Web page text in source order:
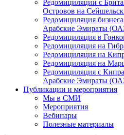
Редомициляции с
Островов на
Редомициляция
Арабские Эмираты
Редомициляция в
Редомициляция на
Редомициляция на
Редомициляция на
Редомициляция с
Арабские Эмираты
Публикации и мероприятия
Мы в СМИ
Мероприятия
Вебинары
Полезные материалы